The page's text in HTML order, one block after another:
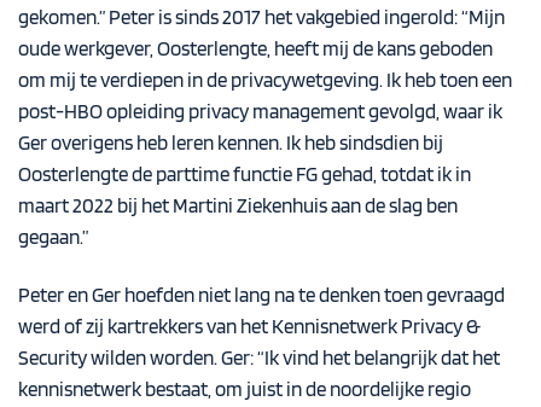
gekomen.” Peter is sinds 2017 het vakgebied ingerold: “Mijn
oude werkgever, Oosterlengte, heeft mij de kans geboden
om mij te verdiepen in de privacywetgeving. Ik heb toen een
post-HBO opleiding privacy management gevolgd, waar ik
Ger overigens heb leren kennen. Ik heb sindsdien bij
Oosterlengte de parttime functie FG gehad, totdat ik in
maart 2022 bij het Martini Ziekenhuis aan de slag ben
gegaan.”
Peter en Ger hoefden niet lang na te denken toen gevraagd
werd of zij kartrekkers van het Kennisnetwerk Privacy &
Security wilden worden. Ger: “Ik vind het belangrijk dat het
kennisnetwerk bestaat, om juist in de noordelijke regio